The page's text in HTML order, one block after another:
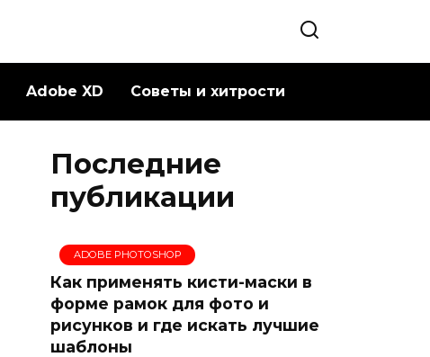
Adobe XD Советы и хитрости
Последние
публикации
ADOBE PHOTOSHOP
Как применять кисти-маски в
форме рамок для фото и
рисунков и где искать лучшие
шаблоны